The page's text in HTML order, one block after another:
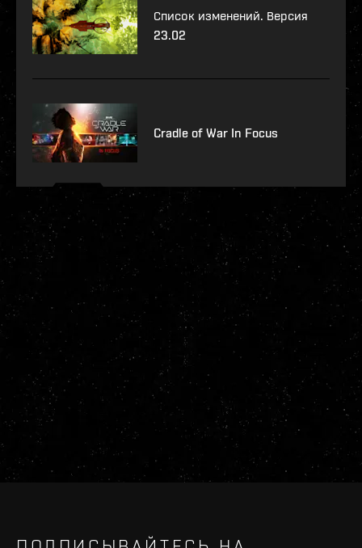
Список изменений. Версия
23.02
Cradle of War In Focus